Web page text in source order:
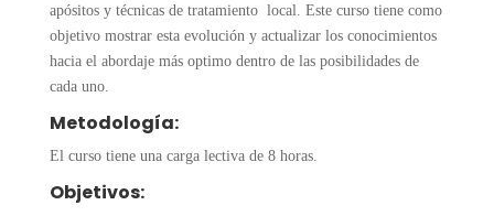
apósitos y técnicas de tratamiento local. Este curso tiene como
objetivo mostrar esta evolución y actualizar los conocimientos
hacia el abordaje más optimo dentro de las posibilidades de
cada uno.
Metodología:
El curso tiene una carga lectiva de 8 horas.
Objetivos: